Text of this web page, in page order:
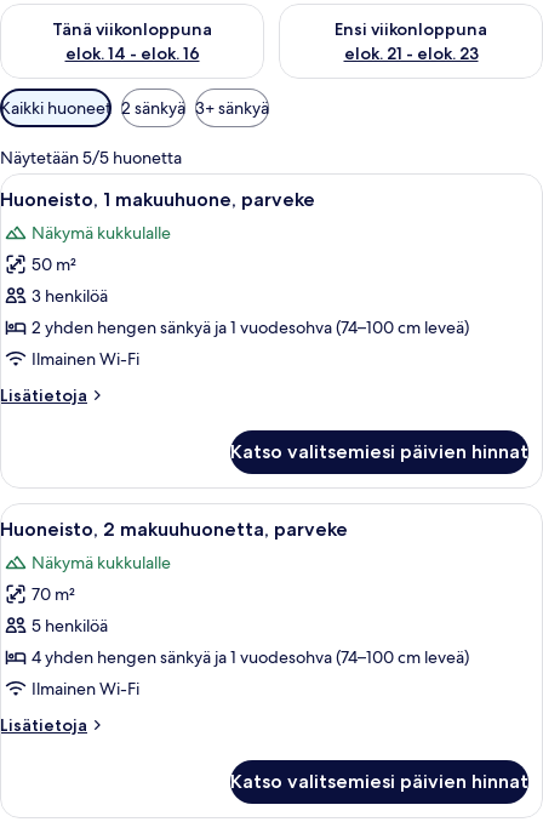
Tänä viikonloppuna
elok. 14 - elok. 16
Tarkista tämän viikonlopun saatavuus elok. 14 - elok. 16
Ensi viikonloppuna
elok. 21 - elok. 23
Tarkista ensi viikonlopun
Huoneille
saatavilla
olevia
suodattimia
Kaikki huoneet 2 sänkyä 3+ sänkyä
Näytetään 5/5 huonetta
Avaa
kaikki
huonetyypin
Huoneisto,
1
makuuhuone,
parveke
7
Huoneisto, 1 makuuhuone, parveke
Näkymä kukkulalle
50 m²
3 henkilöä
2 yhden hengen sänkyä ja 1 vuodesohva (74–100 cm leveä)
Ilmainen Wi-Fi
Lisätietoja
Lisätietoja
makuuhuone,
parveke
Katso valitsemiesi päivien hinnat
Avaa
kaikki
huonetyypin
Huoneisto,
2
makuuhuonetta,
parveke
Huoneisto, 2 makuuhuonetta,
7
Huoneisto, 2 makuuhuonetta, parveke
Näkymä kukkulalle
70 m²
5 henkilöä
4 yhden hengen sänkyä ja 1 vuodesohva (74–100 cm leveä)
Ilmainen Wi-Fi
Lisätietoja
Lisätietoja
makuuhuonetta,
Katso valitsemiesi päivien hinnat